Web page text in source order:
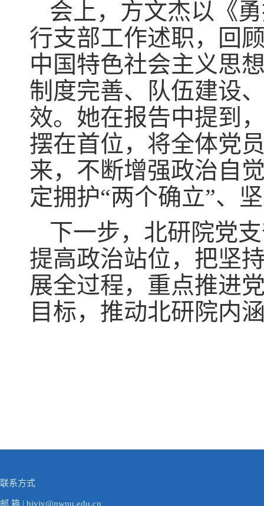
会上，方文杰以《
行支部工作述职，回
中国特色社会主义思
制度完善、队伍建设
效。她在报告中提到
摆在首位，将全体党
来，不断增强政治自
定拥护“两个确立”、
下一步，北研院党
提高政治站位，把坚
展全过程，重点推进
目标，推动北研院内
联系方式
邮 箱 | bjyjy@nwpu.edu.cn